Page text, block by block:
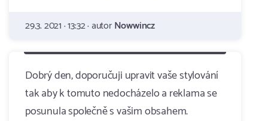
29.3. 2021 · 13:32 · autorNowwincz
Dobrý den, doporučuji upravit vaše stylování
tak aby k tomuto nedocházelo a reklama se
posunula společně s vašim obsahem.